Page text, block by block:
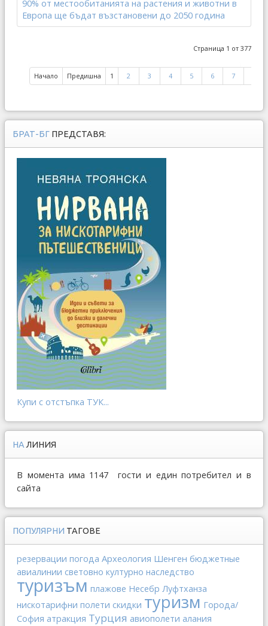
90% от местообитанията на растения и животни в
Европа ще бъдат възстановени до 2050 година
Страница 1 от 377
Начало Предишна 1 2 3 4 5 6 7
БРАТ-БГ ПРЕДСТАВЯ:
Купи с отстъпка ТУК...
НА ЛИНИЯ
В момента има 1147 гости и един потребител и в
сайта
ПОПУЛЯРНИ ТАГОВЕ
резервации погода Археология Шенген бюджетные
авиалинии световно културно наследство
туризъм плажове Несебр Луфтханза
нискотарифни полети скидки туризм Города/
София атракция Турция авиополети алания